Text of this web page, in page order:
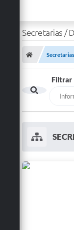
Secretarias /
Filtrar